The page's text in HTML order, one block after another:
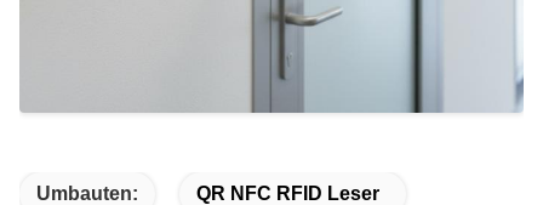
Umbauten: QR NFC RFID Leser